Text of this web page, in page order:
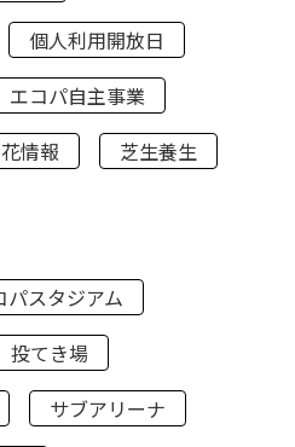
個人利用開放日
エコパ自主事業
情報 芝生養生
パスタジアム
投てき場
サブアリーナ